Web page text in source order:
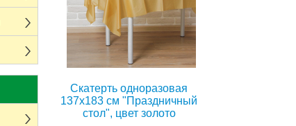
Скатерть одноразовая
137x183 см "Праздничный
стол", цвет золото